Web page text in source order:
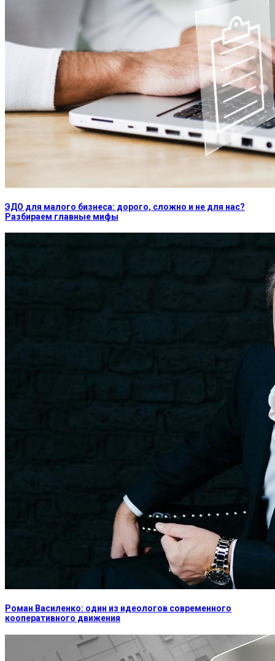
ЭДО для малого бизнеса: дорого, сложно и не для нас?
Разбираем главные мифы
Роман Василенко: один из идеологов современного
кооперативного движения